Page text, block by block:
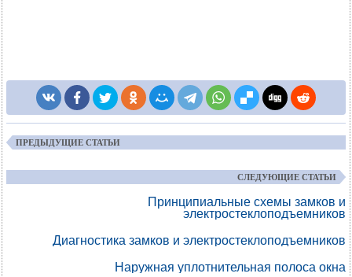
ПРЕДЫДУЩИЕ СТАТЬИ
СЛЕДУЮЩИЕ СТАТЬИ
Принципиальные схемы замков и
электростеклоподъемников
Диагностика замков и электростеклоподъемников
Наружная уплотнительная полоса окна